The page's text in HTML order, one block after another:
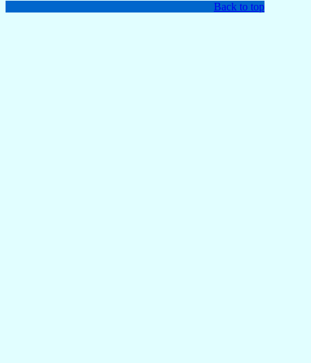
Back to top